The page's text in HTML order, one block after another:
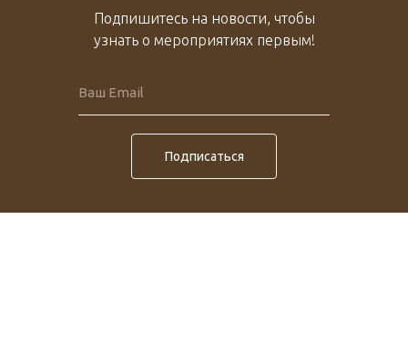
Подпишитесь на новости, чтобы
узнать о мероприятиях первым!
Подписаться